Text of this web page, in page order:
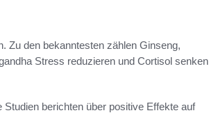
Zu den bekanntesten zählen Ginseng,
Stress reduzieren und Cortisol senken
berichten über positive Effekte auf